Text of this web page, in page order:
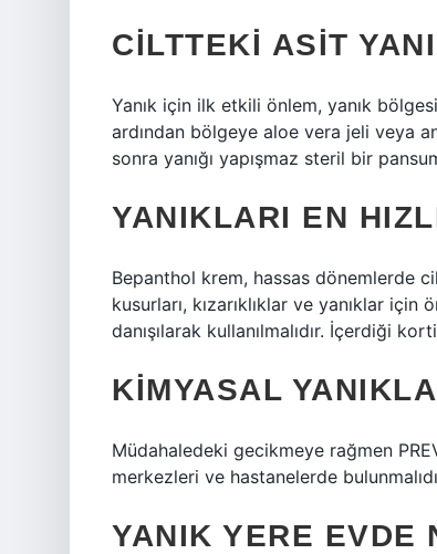
CILTTEKI ASIT
Yanık için ilk etkili önlem, yanık
ardından bölgeye aloe vera jeli veya
sonra yanığı yapışmaz steril bir
YANIKLARI EN
Bepanthol krem, hassas dönemlerde
kusurları, kızarıklıklar ve yanıklar
danışılarak kullanılmalıdır. İçerdiği
KIMYASAL
Müdahaledeki gecikmeye rağmen
merkezleri ve hastanelerde
YANIK YERE EVDE